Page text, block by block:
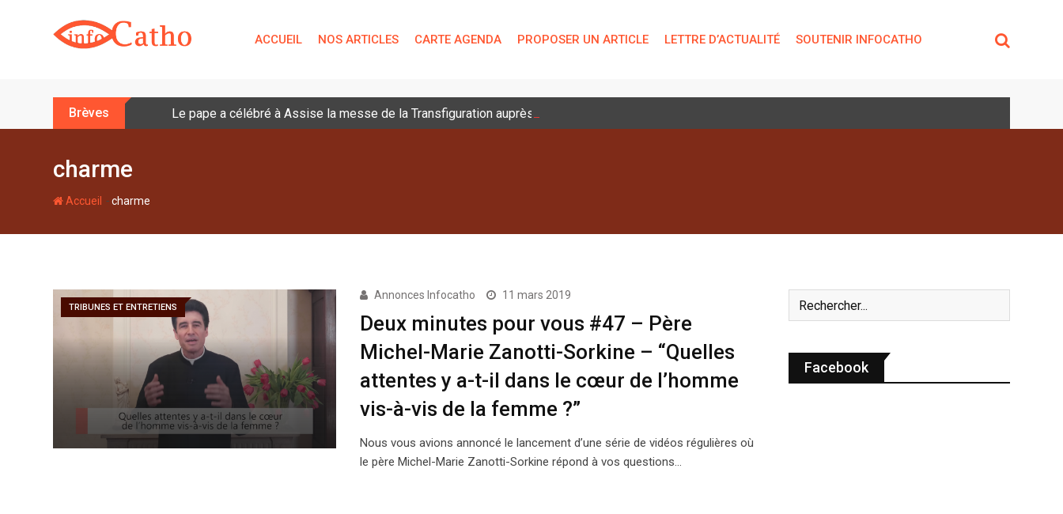
t
ACCUEIL NOS ARTICLES CARTE AGENDA PROPOSER UN ARTICLE LETTRE D’ACTUALITÉ SOUTENIR INFOCATHO
Brèves Le pape a célébré à Assise la messe de la Transfiguration auprès des jeunes
charme
Accueil -charme
TRIBUNES ET ENTRETIENS
Annonces Infocatho 11 mars 2019
Deux minutes pour vous #47 – Père
Michel-Marie Zanotti-Sorkine – “Quelles
attentes y a-t-il dans le cœur de l’homme
vis-à-vis de la femme ?”
Nous vous avions annoncé le lancement d’une série de vidéos régulières où
le père Michel-Marie Zanotti-Sorkine répond à vos questions…
Facebook